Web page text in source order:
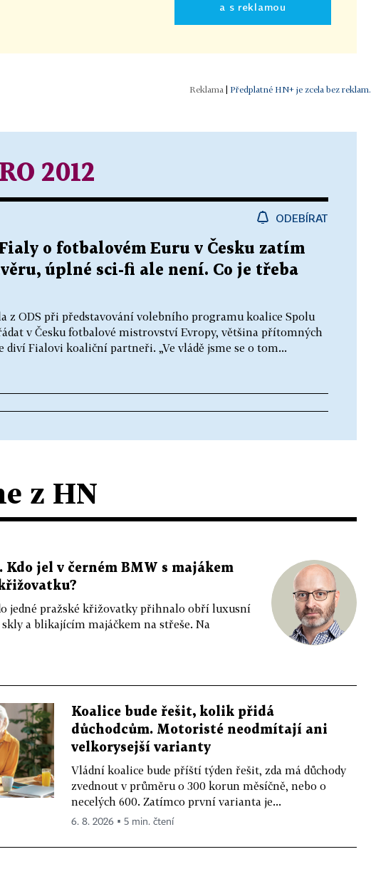
a s reklamou
Předplatné HN+ je zcela bez reklam.
2012
ODEBÍRAT
o fotbalovém Euru v Česku zatím
úplné sci-fi ale není. Co je třeba
z ODS při představování volebního programu koalice Spolu
v Česku fotbalové mistrovství Evropy, většina přítomných
diví Fialovi koaliční partneři. „Ve vládě jsme se o tom...
z HN
Kdo jel v černém BMW s majákem
jedné pražské křižovatky přihnalo obří luxusní
a blikajícím majáčkem na střeše. Na
Koalice bude řešit, kolik přidá
důchodcům. Motoristé neodmítají ani
velkorysejší varianty
Vládní koalice bude příští týden řešit, zda má důchody
zvednout v průměru o 300 korun měsíčně, nebo o
necelých 600. Zatímco první varianta je...
6. 8. 2026 ▪ 5 min. čtení